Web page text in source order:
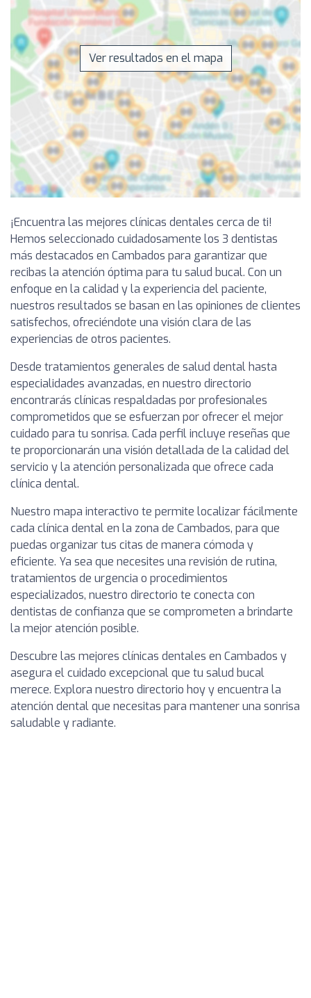
Ver resultados en el mapa
¡Encuentra las mejores clínicas dentales cerca de ti!
Hemos seleccionado cuidadosamente los 3 dentistas
más destacados en Cambados para garantizar que
recibas la atención óptima para tu salud bucal. Con un
enfoque en la calidad y la experiencia del paciente,
nuestros resultados se basan en las opiniones de clientes
satisfechos, ofreciéndote una visión clara de las
experiencias de otros pacientes.
Desde tratamientos generales de salud dental hasta
especialidades avanzadas, en nuestro directorio
encontrarás clínicas respaldadas por profesionales
comprometidos que se esfuerzan por ofrecer el mejor
cuidado para tu sonrisa. Cada perfil incluye reseñas que
te proporcionarán una visión detallada de la calidad del
servicio y la atención personalizada que ofrece cada
clínica dental.
Nuestro mapa interactivo te permite localizar fácilmente
cada clínica dental en la zona de Cambados, para que
puedas organizar tus citas de manera cómoda y
eficiente. Ya sea que necesites una revisión de rutina,
tratamientos de urgencia o procedimientos
especializados, nuestro directorio te conecta con
dentistas de confianza que se comprometen a brindarte
la mejor atención posible.
Descubre las mejores clínicas dentales en Cambados y
asegura el cuidado excepcional que tu salud bucal
merece. Explora nuestro directorio hoy y encuentra la
atención dental que necesitas para mantener una sonrisa
saludable y radiante.